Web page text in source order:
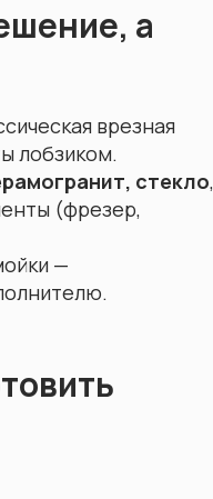
а
врезная
лобзиком.
стекло,
(фрезер,
—